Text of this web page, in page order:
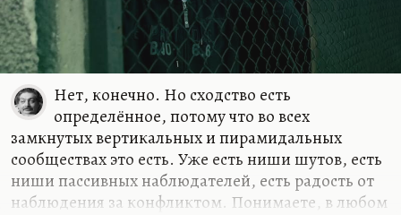
Нет, конечно. Но сходство есть
определённое, потому что во всех
замкнутых вертикальных и пирамидальных
сообществах это есть. Уже есть ниши шутов, есть
ниши пассивных наблюдателей, есть радость от
наблюдения за конфликтом. Понимаете, в любом